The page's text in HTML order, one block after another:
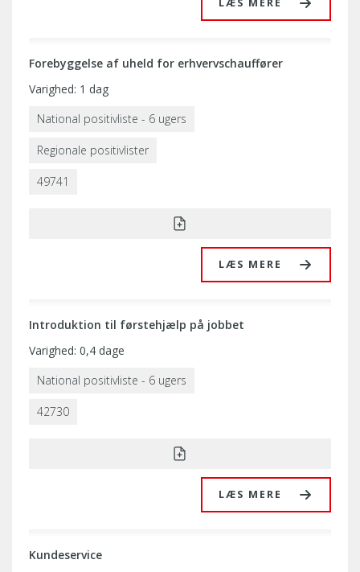
LÆS MERE
Forebyggelse af uheld for erhvervschauffører
National positivliste - 6 ugers
Regionale positivlister
49741
LÆS MERE
Varighed: 1 dag
Introduktion til førstehjælp på jobbet
National positivliste - 6 ugers
42730
LÆS MERE
Varighed: 0,4 dage
Kundeservice